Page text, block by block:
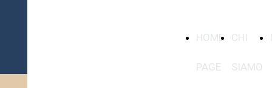
HOME
PAGE
CHI
SIAMO